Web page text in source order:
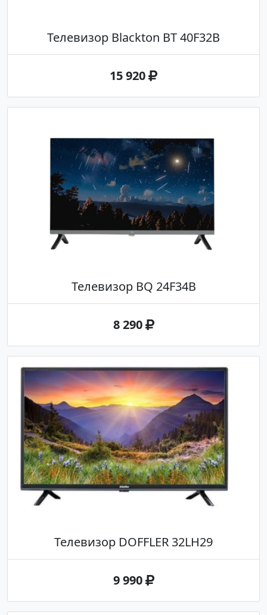
Телевизор Blackton BT 40F32B
15 920
Телевизор BQ 24F34B
8 290
Телевизор DOFFLER 32LH29
9 990